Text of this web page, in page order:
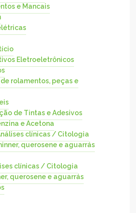
e Mancais
Eletroeletrônicos
rolamentos, peças e
de Tintas e Adesivos
e Acetona
clínicas / Citologia
querosene e aguarrás
clínicas / Citologia
querosene e aguarrás